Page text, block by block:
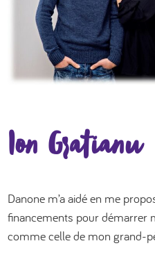
Ion Gratianu
Danone m’a aidé en me
financements pour démarrer
comme celle de mon grand-